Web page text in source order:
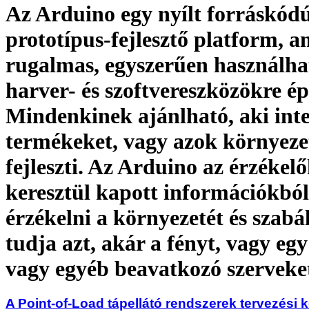
Az Arduino egy nyílt
prototípus-fejlesztő platform,
rugalmas, egyszerűen
harver- és szoftvereszközökre
Mindenkinek ajánlható, aki
termékeket, vagy azok
fejleszti. Az Arduino az
keresztül kapott
érzékelni a környezetét és
tudja azt, akár a fényt, vagy
vagy egyéb beavatkozó
A Point-of-Load tápellátó rendszerek tervezési